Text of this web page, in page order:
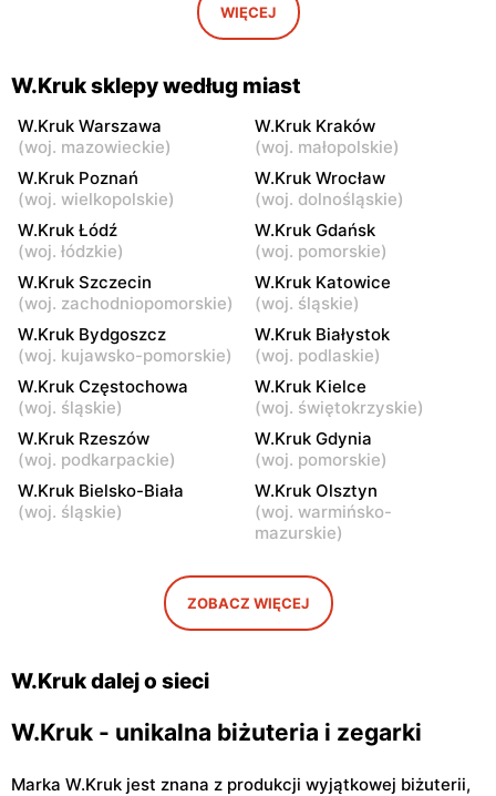
Warszawa, ul. Jubilerska
Warszawa, ul. plac
Czerwca 1976 Roku 6
W.Kruk
Warszawa, ul. Zgrupowania
AK Kampinos 15
W.Kruk
W.Kruk
Warszawa, ul. Światowida
W.Kruk
Warszawa al. Marsz. Józefa
Piłsudskiego 1
W.Kruk
Janki, ul. Mszczonowska 3
W.Kruk
Piaseczno, ul. Puławska 46
W.Kruk
Piaseczno, ul. Puławska
42E
W.Kruk
Legionowo, ul. Marsz.
Józefa Piłsudskiego 31C
W.Kruk
Wołomin, ul. Geodetów 2
W.Kruk
Mińsk Mazowiecki, ul.
Konstytucji 3 Maja 5
W.Kruk W.Kruk
Siedlce, ul. Józefa
Płock, ul. Wyszogrodzka
W.Kruk
Płock, ul. Wyszogrodzka
WIĘCEJ
W.Kruk sklepy według miast
W.Kruk Warszawa
(woj. mazowieckie)
W.Kruk Kraków
(woj. małopolskie)
W.Kruk Poznań
(woj. wielkopolskie)
W.Kruk Wrocław
(woj. dolnośląskie)
W.Kruk Łódź
(woj. łódzkie)
W.Kruk Gdańsk
(woj. pomorskie)
W.Kruk Szczecin
(woj. zachodniopomorskie)
W.Kruk Katowice
(woj. śląskie)
W.Kruk Bydgoszcz
(woj. kujawsko-pomorskie)
W.Kruk Białystok
(woj. podlaskie)
W.Kruk Częstochowa
(woj. śląskie)
W.Kruk Kielce
(woj. świętokrzyskie)
W.Kruk Rzeszów
(woj. podkarpackie)
W.Kruk Gdynia
(woj. pomorskie)
W.Kruk Bielsko-Biała
(woj. śląskie)
W.Kruk Olsztyn
(woj. warmińsko-
mazurskie)
ZOBACZ WIĘCEJ
W.Kruk dalej o sieci
W.Kruk - unikalna biżuteria i zegarki
Marka W.Kruk jest znana z produkcji wyjątkowej biżuterii,